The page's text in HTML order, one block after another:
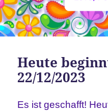
Heute
22/12/2023
Es ist geschafft!